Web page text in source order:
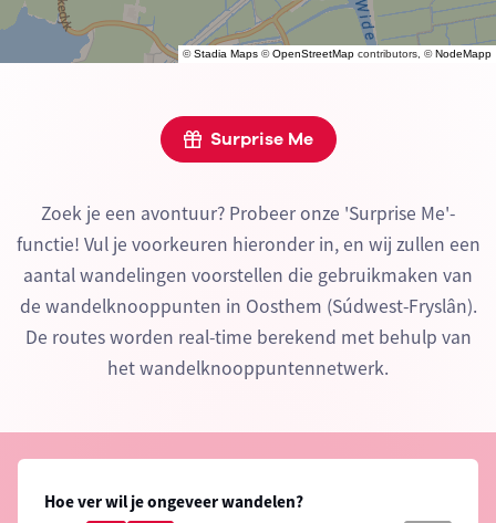
©Stadia Maps ©OpenStreetMap contributors, ©NodeMapp
Surprise Me
Zoek je een avontuur? Probeer onze 'Surprise Me'-
functie! Vul je voorkeuren hieronder in, en wij zullen een
aantal wandelingen voorstellen die gebruikmaken van
de wandelknooppunten in Oosthem (Súdwest-Fryslân).
De routes worden real-time berekend met behulp van
het wandelknooppuntennetwerk.
Hoe ver wil je ongeveer wandelen?